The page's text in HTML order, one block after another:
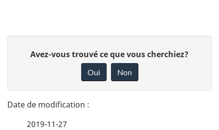
t
a
n
Avez-vous trouvé ce que vous cherchiez?
Oui Non
2019-11-27